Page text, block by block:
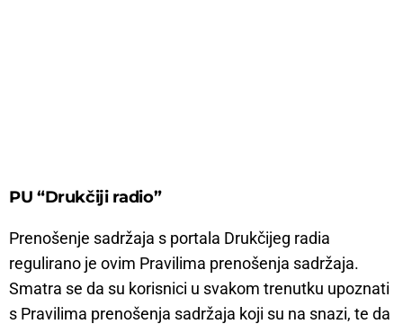
PU “Drukčiji radio”
Prenošenje sadržaja s portala Drukčijeg radia
regulirano je ovim Pravilima prenošenja sadržaja.
Smatra se da su korisnici u svakom trenutku upoznati
s Pravilima prenošenja sadržaja koji su na snazi, te da